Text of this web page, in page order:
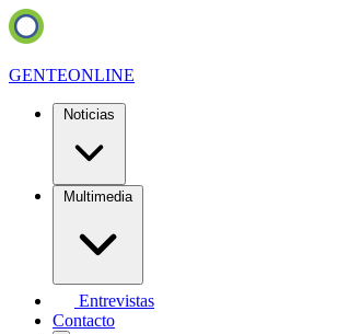
GENTEONLINE
Noticias
Multimedia
Entrevistas
Contacto